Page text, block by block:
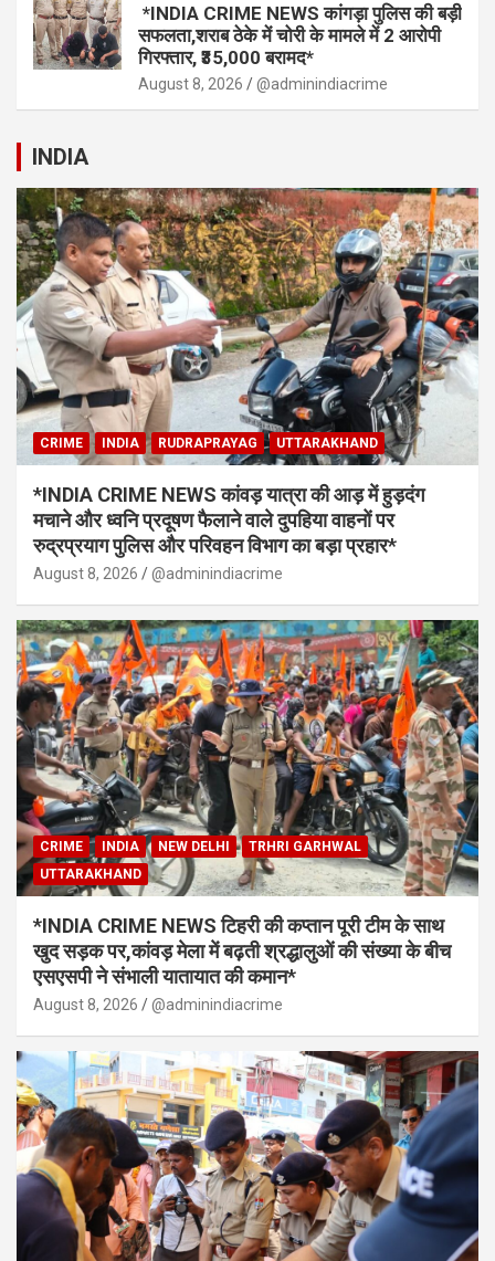
*INDIA CRIME NEWS कांगड़ा पुलिस की बड़ी
सफलता,शराब ठेके में चोरी के मामले में 2 आरोपी
गिरफ्तार, ₹35,000 बरामद*
August 8, 2026 @adminindiacrime
INDIA
CRIME INDIA RUDRAPRAYAG UTTARAKHAND
*INDIA CRIME NEWS कांवड़ यात्रा की आड़ में हुड़दंग
मचाने और ध्वनि प्रदूषण फैलाने वाले दुपहिया वाहनों पर
रुद्रप्रयाग पुलिस और परिवहन विभाग का बड़ा प्रहार*
August 8, 2026 @adminindiacrime
CRIME INDIA NEW DELHI
TRHRI GARHWAL
UTTARAKHAND
*INDIA CRIME NEWS टिहरी की कप्तान पूरी टीम के साथ
खुद सड़क पर,कांवड़ मेला में बढ़ती श्रद्धालुओं की संख्या के बीच
एसएसपी ने संभाली यातायात की कमान*
August 8, 2026 @adminindiacrime